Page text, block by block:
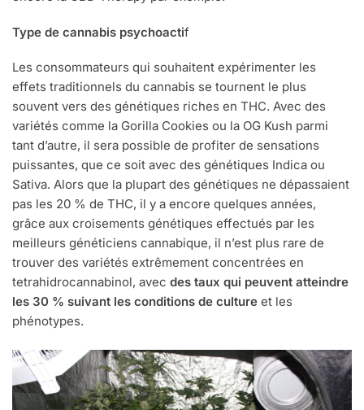
Type de cannabis psychoactif
Les consommateurs qui souhaitent expérimenter les
effets traditionnels du cannabis se tournent le plus
souvent vers des génétiques riches en THC. Avec des
variétés comme la Gorilla Cookies ou la OG Kush parmi
tant d’autre, il sera possible de profiter de sensations
puissantes, que ce soit avec des génétiques Indica ou
Sativa. Alors que la plupart des génétiques ne dépassaient
pas les 20 % de THC, il y a encore quelques années,
grâce aux croisements génétiques effectués par les
meilleurs généticiens cannabique, il n’est plus rare de
trouver des variétés extrêmement concentrées en
tetrahidrocannabinol, avec des taux qui peuvent atteindre
les 30 % suivant les conditions de culture et les
phénotypes.